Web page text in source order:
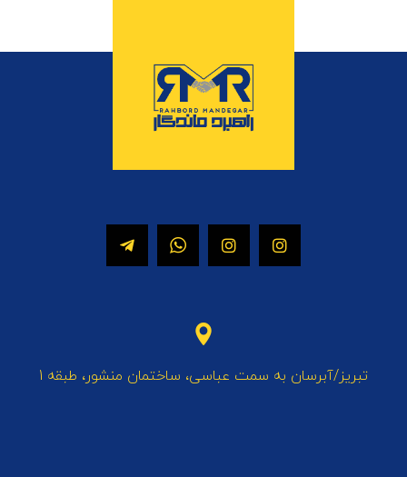
تبریز/آبرسان به سمت عباسی، ساختمان منشور، طبقه 1